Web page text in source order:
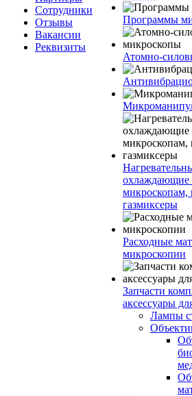
Сотрудники
Отзывы
Вакансии
Реквизиты
Программы
Атомно-
охлаждающие
микроскопам,
газмиксеры
Расходные
микроскопии
Запчасти
аксессуары
Лампы